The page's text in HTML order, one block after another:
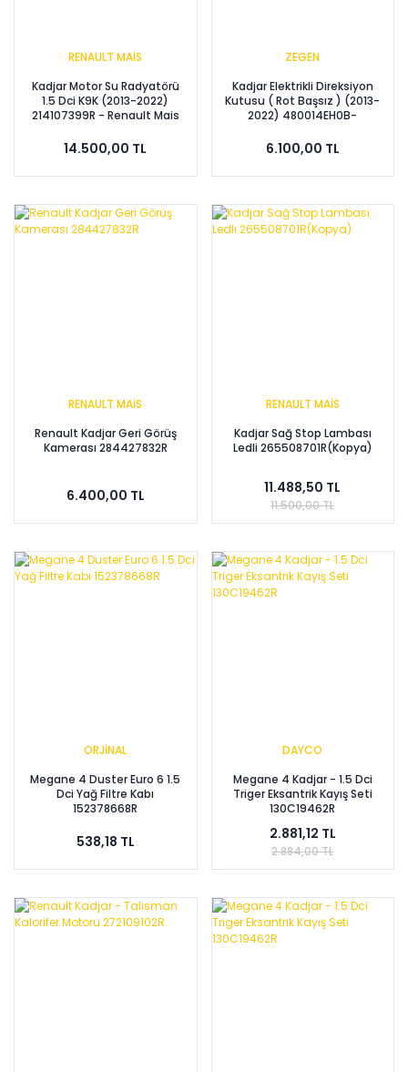
RENAULT MAİS
Kadjar Motor Su Radyatörü
1.5 Dci K9K (2013-2022)
214107399R - Renault Mais
14.500,00 TL
ZEGEN
Kadjar Elektrikli Direksiyon
Kutusu ( Rot Başsız ) (2013-
2022) 480014EH0B-
6.100,00 TL
RENAULT MAİS
Renault Kadjar Geri Görüş
Kamerası 284427832R
6.400,00 TL
RENAULT MAİS
Kadjar Sağ Stop Lambası
Ledli 265508701R(Kopya)
11.488,50 TL
11.500,00 TL
ORJİNAL
Megane 4 Duster Euro 6 1.5
Dci Yağ Filtre Kabı
152378668R
538,18 TL
DAYCO
Megane 4 Kadjar - 1.5 Dci
Triger Eksantrik Kayış Seti
130C19462R
2.881,12 TL
2.884,00 TL